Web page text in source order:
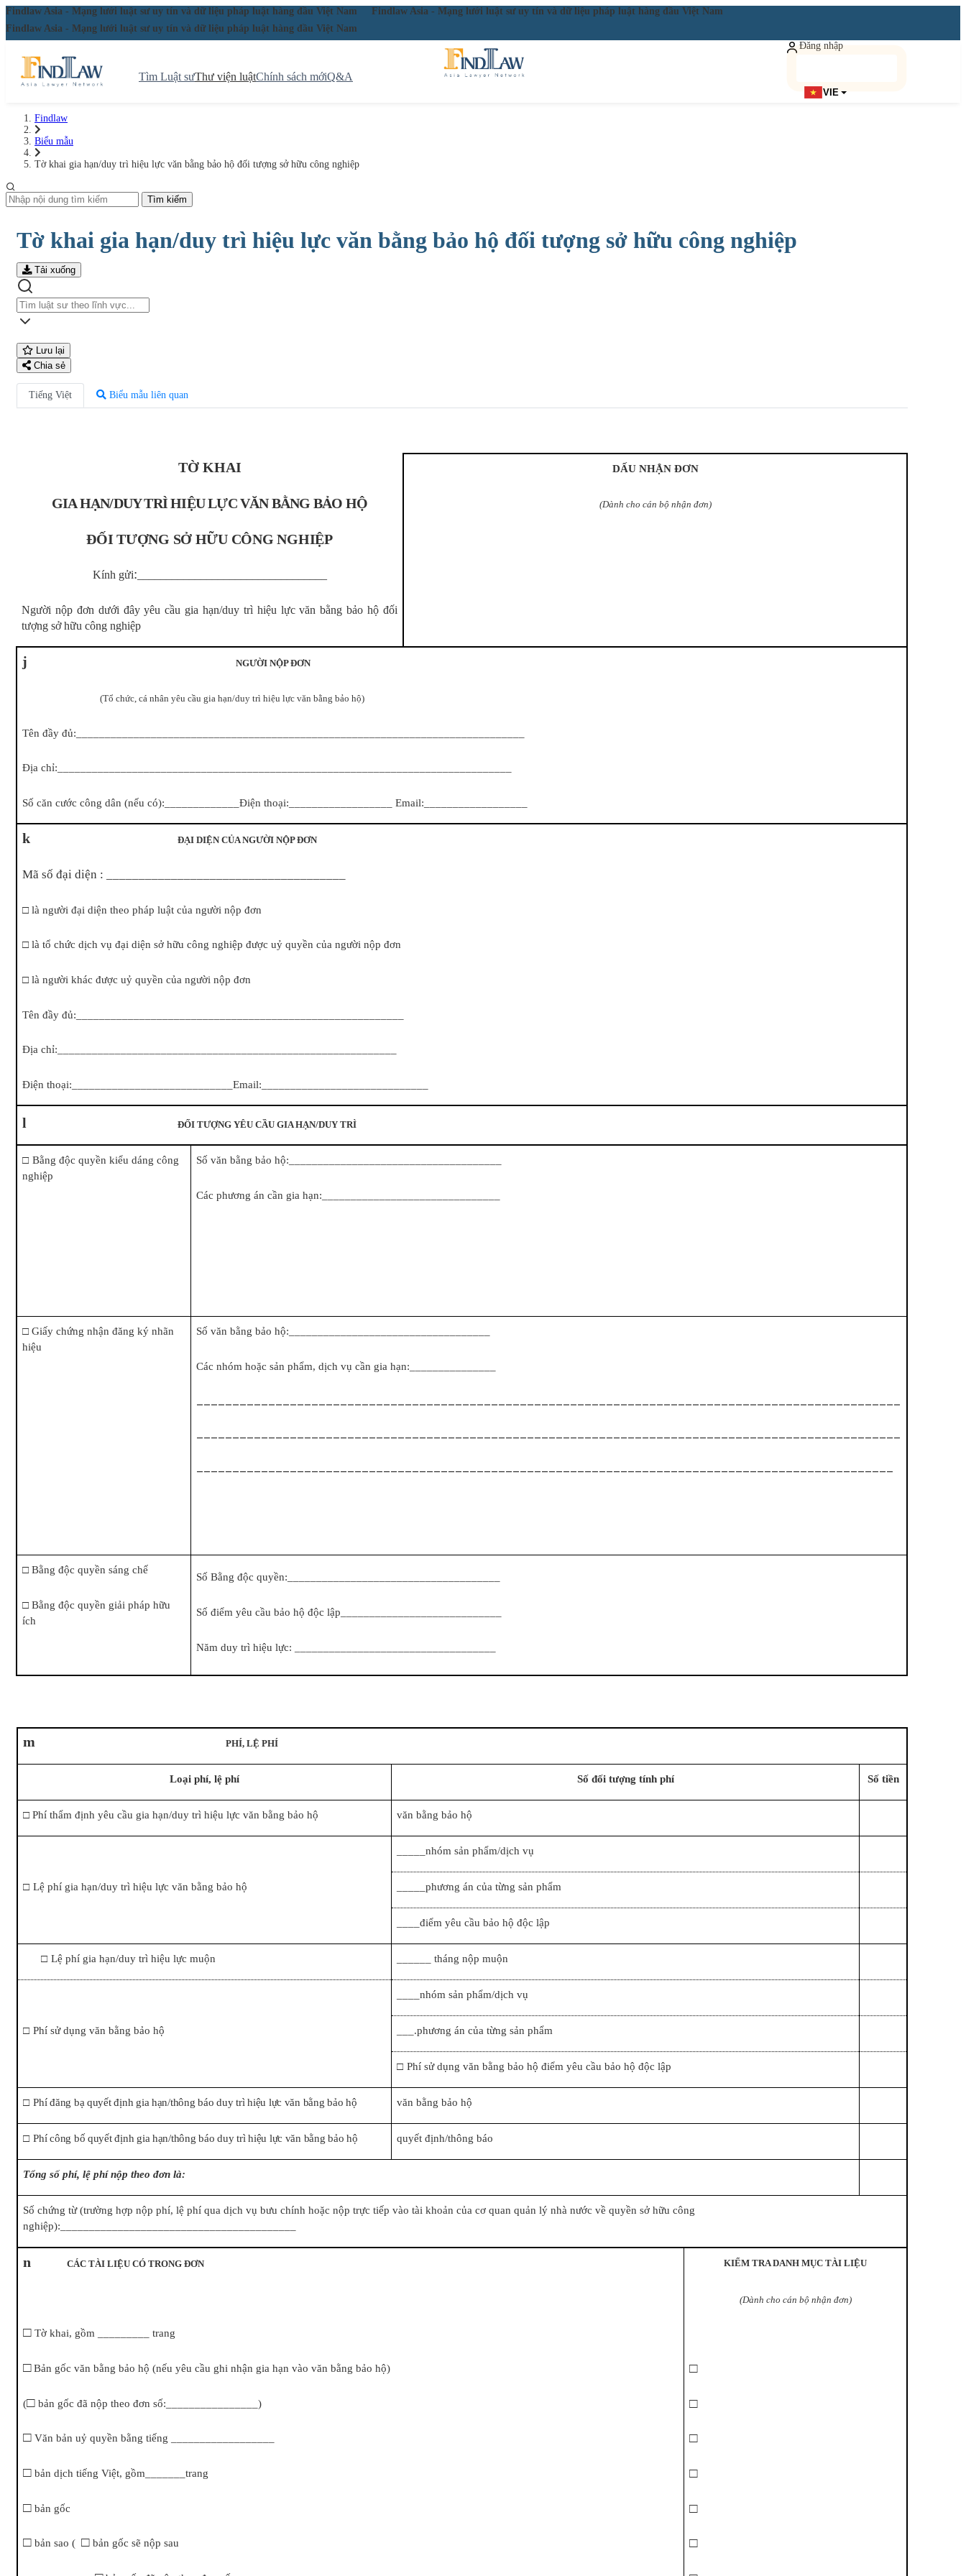
Findlaw Asia - Mạng lưới luật sư uy tín và dữ liệu pháp luật hàng đầu Việt Nam
Findlaw Asia - Mạng lưới luật sư uy tín và dữ liệu pháp luật hàng đầu Việt Nam
Findlaw Asia - Mạng lưới luật sư uy tín và dữ liệu pháp luật hàng đầu Việt Nam
Đăng nhập
VIE
Tìm Luật sưThư viện luậtChính sách mớiQ&A
Findlaw
Biểu mẫu
Tờ khai gia hạn/duy trì hiệu lực văn bằng bảo hộ đối tượng sở hữu công nghiệp
Tìm kiếm
Tờ khai gia hạn/duy trì hiệu lực văn bằng bảo hộ đối tượng sở hữu công nghiệp
Tải xuống
Lưu lại
Chia sẻ
Tiếng Việt Biểu mẫu liên quan
TỜ KHAI
GIA HẠN/DUY TRÌ HIỆU LỰC VĂN BẰNG BẢO HỘ
ĐỐI TƯỢNG SỞ HỮU CÔNG NGHIỆP
Kính gửi:
Người nộp đơn dưới đây yêu cầu gia hạn/duy trì hiệu lực văn bằng bảo hộ đối
tượng sở hữu công nghiệp
DẤU NHẬN ĐƠN
(Dành cho cán bộ nhận đơn)
j NGƯỜI NỘP ĐƠN
(Tổ chức, cá nhân yêu cầu gia hạn/duy trì hiệu lực văn bằng bảo hộ)
Tên đầy đủ:______________________________________________________________________________
Địa chỉ:_______________________________________________________________________________
Số căn cước công dân (nếu có):_____________Điện thoại:__________________ Email:__________________
k ĐẠI DIỆN CỦA NGƯỜI NỘP ĐƠN
Mã số đại diện : _____________________________________
□ là người đại diện theo pháp luật của người nộp đơn
□ là tổ chức dịch vụ đại diện sở hữu công nghiệp được uỷ quyền của người nộp đơn
□ là người khác được uỷ quyền của người nộp đơn
Tên đầy đủ:_________________________________________________________
Địa chỉ:___________________________________________________________
Điện thoại:____________________________Email:_____________________________
l ĐỐI TƯỢNG YÊU CẦU GIA HẠN/DUY TRÌ
□ Bằng độc quyền kiểu dáng công
nghiệp
Số văn bằng bảo hộ:_____________________________________
Các phương án cần gia hạn:_______________________________
□ Giấy chứng nhận đăng ký nhãn
hiệu
Số văn bằng bảo hộ:___________________________________
Các nhóm hoặc sản phẩm, dịch vụ cần gia hạn:_______________
□ Bằng độc quyền sáng chế
□ Bằng độc quyền giải pháp hữu
ích
Số Bằng độc quyền:_____________________________________
Số điểm yêu cầu bảo hộ độc lập____________________________
Năm duy trì hiệu lực: ___________________________________
m PHÍ, LỆ PHÍ
Loại phí, lệ phí Số đối tượng tính phí Số tiền
□ Phí thẩm định yêu cầu gia hạn/duy trì hiệu lực văn bằng bảo hộ văn bằng bảo hộ
□ Lệ phí gia hạn/duy trì hiệu lực văn bằng bảo hộ
_____nhóm sản phẩm/dịch vụ
_____phương án của từng sản phẩm
____điểm yêu cầu bảo hộ độc lập
□ Lệ phí gia hạn/duy trì hiệu lực muộn ______ tháng nộp muộn
□ Phí sử dụng văn bằng bảo hộ
____nhóm sản phẩm/dịch vụ
___.phương án của từng sản phẩm
□ Phí sử dụng văn bằng bảo hộ điểm yêu cầu bảo hộ độc lập
□ Phí đăng bạ quyết định gia hạn/thông báo duy trì hiệu lực văn bằng bảo hộ văn bằng bảo hộ
□ Phí công bố quyết định gia hạn/thông báo duy trì hiệu lực văn bằng bảo hộ quyết định/thông báo
Tổng số phí, lệ phí nộp theo đơn là:
Số chứng từ (trường hợp nộp phí, lệ phí qua dịch vụ bưu chính hoặc nộp trực tiếp vào tài khoản của cơ quan quản lý nhà nước về quyền sở hữu công
nghiệp):_________________________________________
n CÁC TÀI LIỆU CÓ TRONG ĐƠN
□ Tờ khai, gồm _________ trang
□ Bản gốc văn bằng bảo hộ (nếu yêu cầu ghi nhận gia hạn vào văn bằng bảo hộ)
(□ bản gốc đã nộp theo đơn số:________________)
□ Văn bảnuỷ quyền bằng tiếng __________________
□ bản dịch tiếng Việt, gồm_______trang
□ bản gốc
□ bản sao (□ bản gốc sẽ nộp sau
KIỂM TRA DANH MỤC TÀI LIỆU
(Dành cho cán bộ nhận đơn)
□
□
□
□
□
□